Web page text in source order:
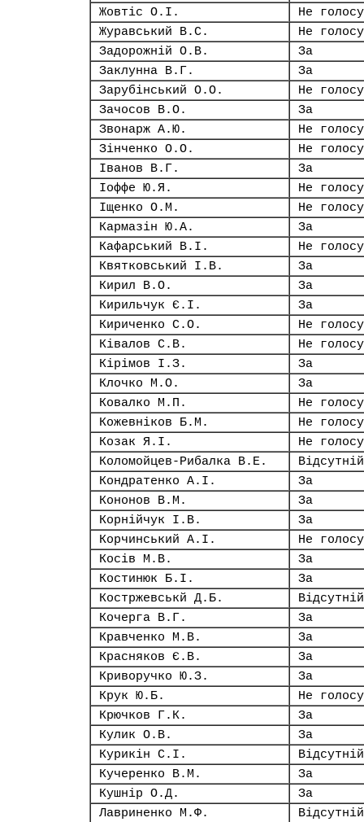
Жовтіс О.І.
Не
Журавський В.С.
Не
Задорожній О.В.
За
Заклунна В.Г.
За
Зарубінський О.О.
Не
Зачосов В.О.
За
Звонарж А.Ю.
Не
Зінченко О.О.
Не
Іванов В.Г.
За
Іоффе Ю.Я.
Не
Іщенко О.М.
Не
Кармазін Ю.А.
За
Кафарський В.І.
Не
Квятковський І.В.
За
Кирил В.О.
За
Кирильчук Є.І.
За
Кириченко С.О.
Не
Ківалов С.В.
Не
Кірімов І.З.
За
Клочко М.О.
За
Ковалко М.П.
Не
Кожевніков Б.М.
Не
Козак Я.І.
Не
Коломойцев-Рибалка В.Е.
Відсутній
Кондратенко А.І.
За
Кононов В.М.
За
Корнійчук І.В.
За
Корчинський А.І.
Не
Косів М.В.
За
Костинюк Б.І.
За
Костржевськй Д.Б.
Відсутній
Кочерга В.Г.
За
Кравченко М.В.
За
Красняков Є.В.
За
Криворучко Ю.З.
За
Крук Ю.Б.
Не
Крючков Г.К.
За
Кулик О.В.
За
Курикін С.І.
Відсутній
Кучеренко В.М.
За
Кушнір О.Д.
За
Лавриненко М.Ф.
Відсутній